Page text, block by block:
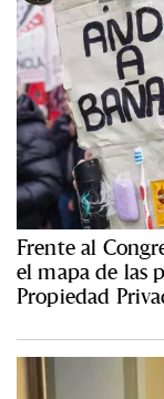
Frente al
el mapa de las
Propiedad